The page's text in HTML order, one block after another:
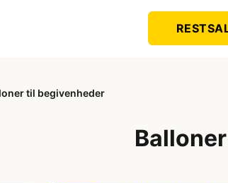
til begivenheder